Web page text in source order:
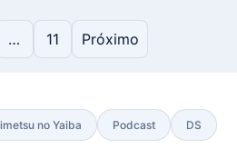
… 11 Próximo
no Yaiba Podcast DS